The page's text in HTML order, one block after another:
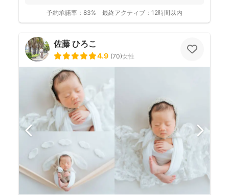
予約承諾率： 83% 最終アクティブ： 12時間以内
佐藤 ひろこ
4.9 (70)女性